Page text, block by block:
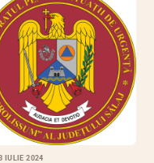
IULIE 2024